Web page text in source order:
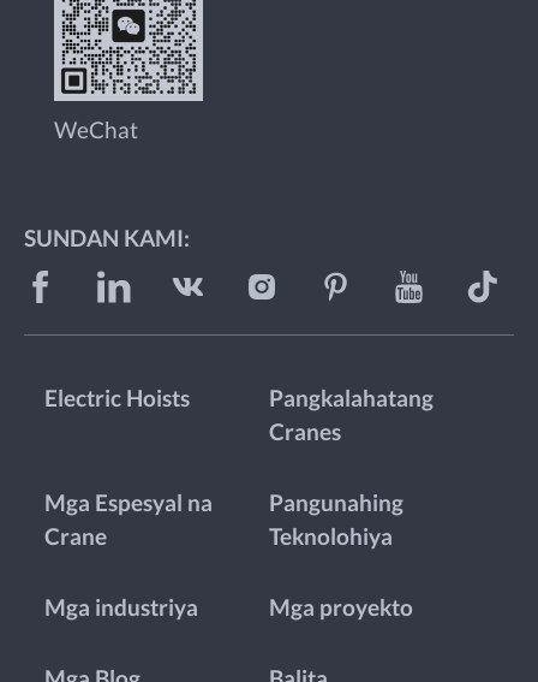
WeChat
SUNDAN KAMI:
Electric Hoists
Pangkalahatang
Cranes
Mga Espesyal na
Crane
Pangunahing
Teknolohiya
Mga industriya Mga proyekto